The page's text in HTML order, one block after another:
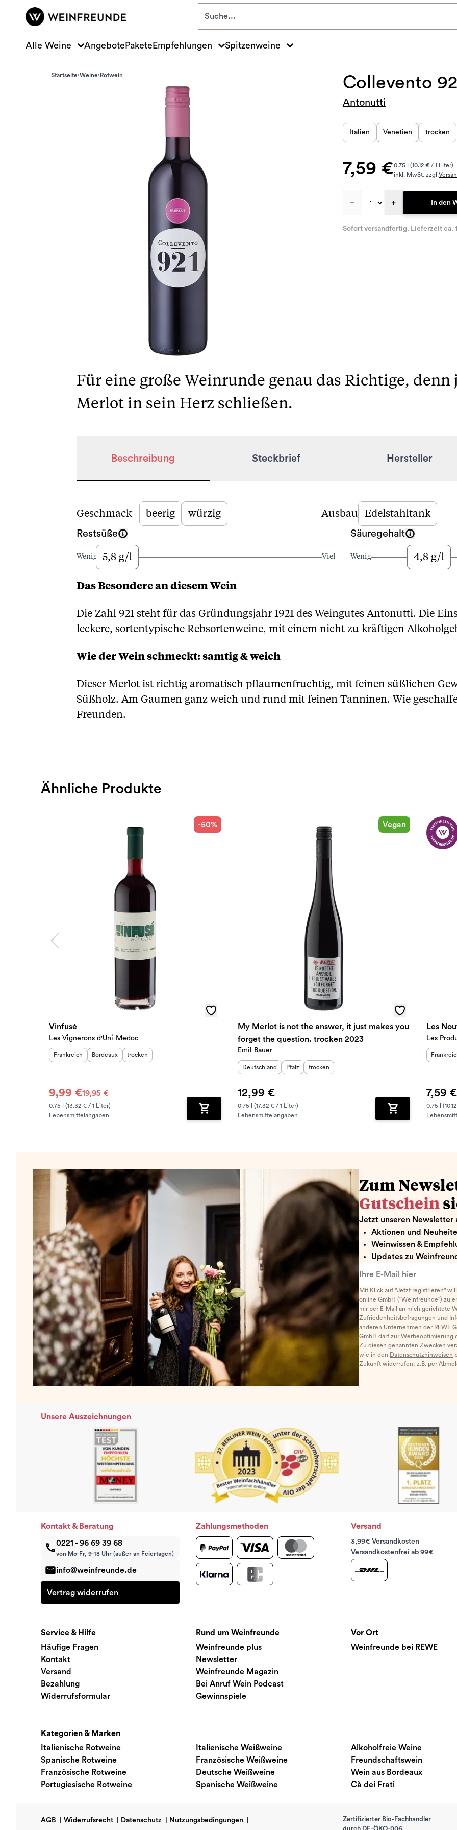
Zum Hauptinhalt springen
Alle Weine Angebote Pakete Empfehlungen Spitzenweine
Startseite Weine Rotwein Collevento
Antonutti
Italien Venetien trocken
7,59 €0.75 l (10.12 € / 1 Liter)
inkl. MwSt. zzgl.
– + In den
Sofort versandfertig. Lieferzeit ca.
Für eine große Weinrunde genau das Richtige,
Merlot in sein Herz schließen.
Beschreibung Steckbrief Hersteller
Beschreibung
Geschmack beerig würzig Ausbau Edelstahltank
Restsüße
Wenig 5,8 g/l Viel
Säuregehalt
Wenig 4,8 g/l
Das Besondere an diesem Wein
Die Zahl 921 steht für das Gründungsjahr 1921 des Weingutes Antonutti. Die
leckere, sortentypische Rebsortenweine, mit einem nicht zu kräftigen
Wie der Wein schmeckt: samtig & weich
Dieser Merlot ist richtig aromatisch pflaumenfruchtig, mit feinen süßlichen
Süßholz. Am Gaumen ganz weich und rund mit feinen Tanninen. Wie
Freunden.
Ähnliche Produkte
-50%
Vinfusé
Les Vignerons d'Uni-Medoc
Herkunftsland :
Frankreich Herkunftsregion:
Bordeaux Geschmack
trocken
9,99 €19,95 €
0.75 l (13.32 € / 1 Liter)
Lebensmittelangaben
Zum Warenkorb hinzufügen
Vegan
My Merlot is not the answer, it just makes you
forget the question. trocken 2023
Emil Bauer
Herkunftsland
Deutschland Herkunftsregion
Pfalz Geschmack
trocken
12,99 €
0.75 l (17.32 € / 1 Liter)
Lebensmittelangaben
Zum Warenkorb
Les
Les
7,59 €
0.75 l
Zum
Gutschein
Jetzt unseren Newsletter
Aktionen und
Weinwissen &
Updates zu
Mit Klick auf "Jetzt registrieren"
online GmbH ("Weinfreunde") zu
mir per E-Mail an mich gerichtete
Zufriedenheitsbefragungen und
anderen Unternehmen der REWE
GmbH darf zur Werbeoptimierung
Zu diesen genannten Zwecken
wie in den Datenschutzhinweisen
Zukunft widerrufen, z.B. per
Unsere Auszeichnungen
Kontakt & Beratung
0221 - 96 69 39 68
von Mo-Fr, 9-18 Uhr (außer an Feiertagen)
info@weinfreunde.de
Vertrag widerrufen
Zahlungsmethoden Versand
3,99€ Versandkosten
Versandkostenfrei ab 99€
Service & Hilfe
Häufige Fragen
Kontakt
Versand
Bezahlung
Widerrufsformular
Rund um Weinfreunde
Weinfreunde plus
Newsletter
Weinfreunde Magazin
Bei Anruf Wein Podcast
Gewinnspiele
Vor Ort
Weinfreunde bei REWE
Kategorien & Marken
Italienische Rotweine
Spanische Rotweine
Französische Rotweine
Portugiesische Rotweine
Italienische Weißweine
Französische Weißweine
Deutsche Weißweine
Spanische Weißweine
Alkoholfreie Weine
Freundschaftswein
Wein aus Bordeaux
Cà dei Frati
AGB Widerrufsrecht Datenschutz Nutzungsbedingungen
Zertifizierter Bio-Fachhändler
durch DE-ÖKO-006